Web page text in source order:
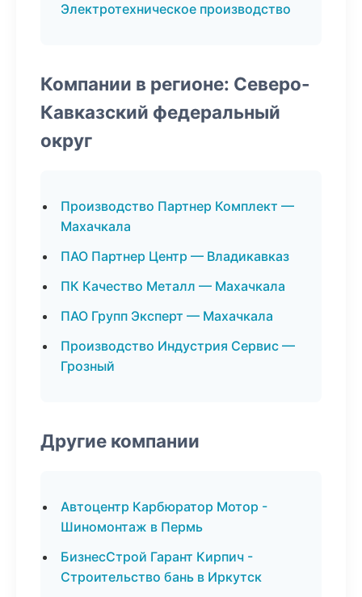
Электротехническое производство
Компании в регионе: Северо-
Кавказский федеральный
округ
Производство Партнер Комплект —
Махачкала
ПАО Партнер Центр — Владикавказ
ПК Качество Металл — Махачкала
ПАО Групп Эксперт — Махачкала
Производство Индустрия Сервис —
Грозный
Другие компании
Автоцентр Карбюратор Мотор -
Шиномонтаж в Пермь
БизнесСтрой Гарант Кирпич -
Строительство бань в Иркутск